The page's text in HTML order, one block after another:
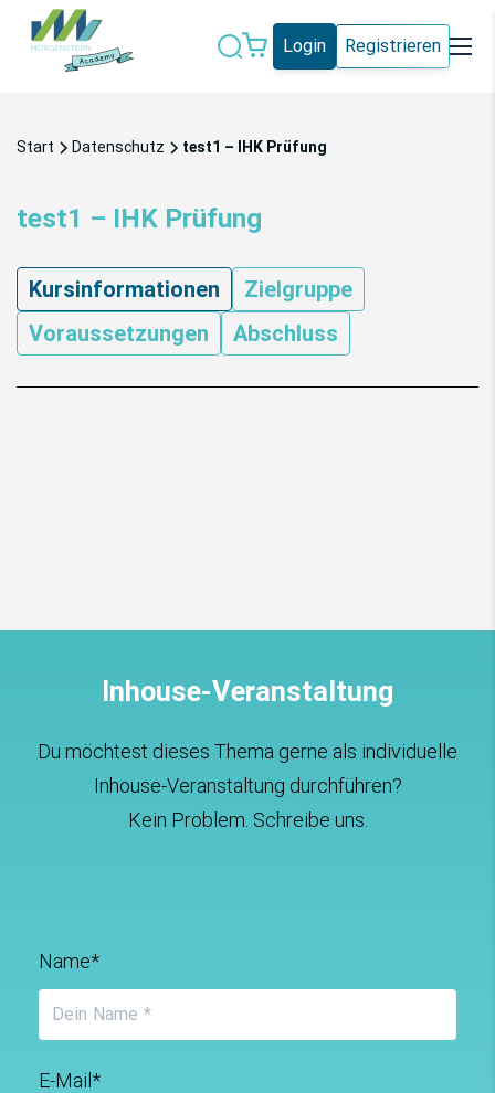
Login Registrieren
Schweiz Social Media
Start Datenschutz test1 – IHK Prüfung
test1 – IHK Prüfung
Kursinformationen
Zielgruppe
Voraussetzungen
Abschluss
Inhouse-Veranstaltung
Du möchtest dieses Thema gerne als individuelle
Inhouse-Veranstaltung durchführen?
Kein Problem. Schreibe uns.
Name*
E-Mail*